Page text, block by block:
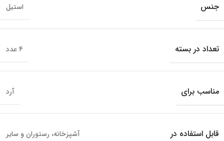
جنس استیل
تعداد در بسته ۴ عدد
مناسب برای آرد
قابل استفاده در آشپزخانه، رستوران و سایر